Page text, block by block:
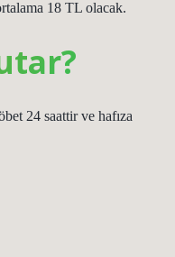
18 TL olacak.
24 saattir ve hafıza